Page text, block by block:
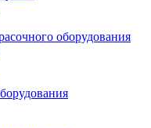
оборудования